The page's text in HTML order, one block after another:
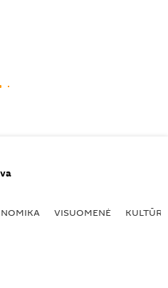
VISUOMENĖ KULTŪRA